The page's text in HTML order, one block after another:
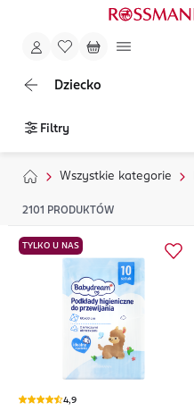
Dziecko
Filtry
Wszystkie kategorie
2101 PRODUKTÓW
TYLKO U NAS
4,9